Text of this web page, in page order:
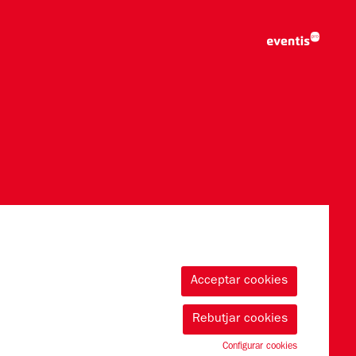
Acceptar cookies
Rebutjar cookies
Configurar cookies